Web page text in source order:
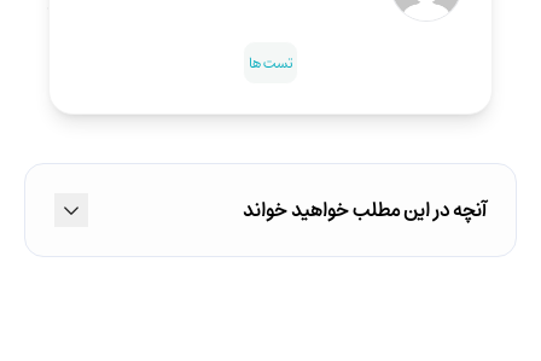
تست ها
آنچه در این مطلب خواهید خواند